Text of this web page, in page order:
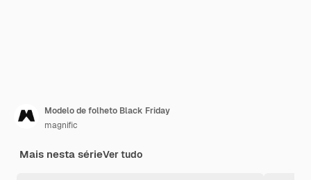
Modelo de folheto Black Friday
magnific
Mais nesta sérieVer tudo